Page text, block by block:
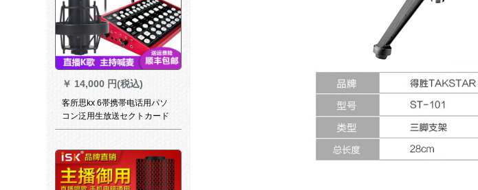
￥ 14,000 円(税込)
客所思kx 6帯携帯电话用パソ
コン泛用生放送セクトカード
デスクスクスクは同K歌克6-7